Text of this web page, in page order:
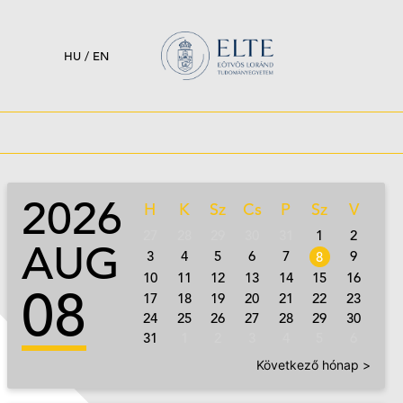
HU / EN
2026
AUG
08
H K Sz Cs P Sz V
1
2
3
4 5 6 7 8
9
10
11 12 13 14 15
16
17
18 19 20 21 22
23
24
25 26 27 28 29
30
31
Következő hónap >